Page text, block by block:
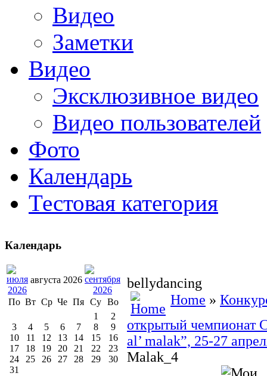
Видео
Заметки
Видео
Эксклюзивное видео
Видео пользователей
Фото
Календарь
Тестовая категория
bellydancing
Home »
открытый чемпионат
al’ malak”, 25-27
Malak_4
Календарь
августа 2026
По Вт Ср Че Пя Су Во
1
2
3
4 5 6 7 8
9
10
11 12 13 14 15
16
17
18 19 20 21 22
23
24
25 26 27 28 29
30
31